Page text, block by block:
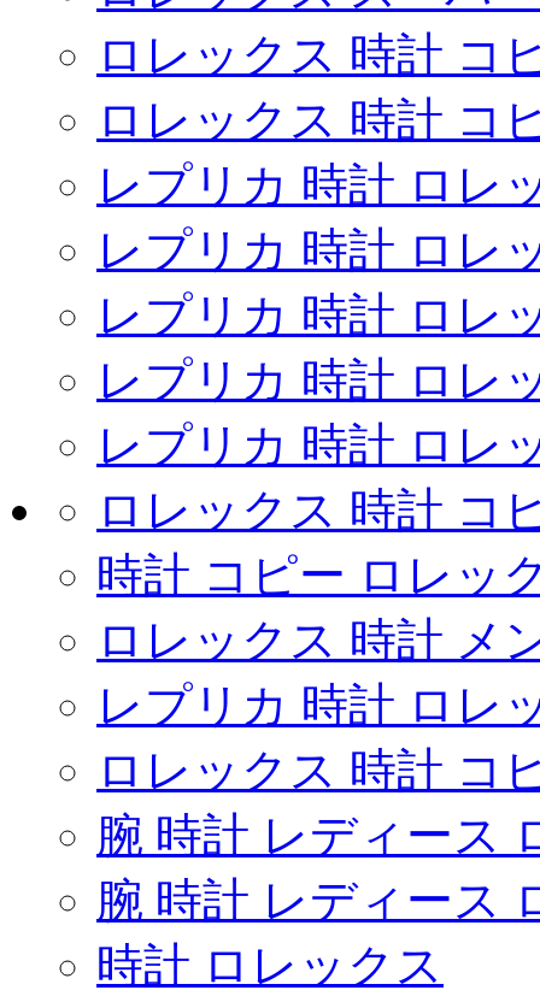
ロレックス 時計 コ
ロレックス 時計 コ
レプリカ 時計 ロレ
レプリカ 時計 ロレ
レプリカ 時計 ロレ
レプリカ 時計 ロレ
レプリカ 時計 ロレ
ロレックス 時計 コ
時計 コピー ロレッ
ロレックス 時計 メ
レプリカ 時計 ロレ
ロレックス 時計 コ
腕 時計 レディース
腕 時計 レディース
時計 ロレックス